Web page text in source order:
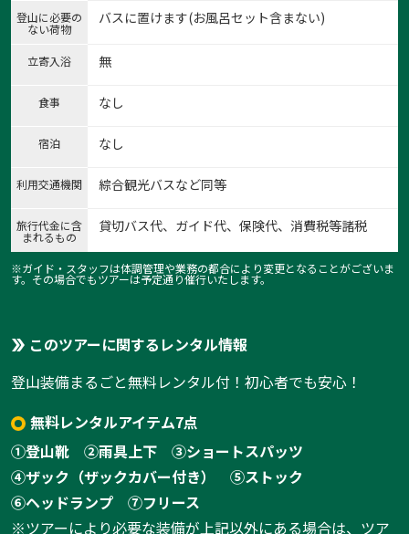
登山に必要の
ない荷物
バスに置けます(お風呂セット含まない)
立寄入浴 無
食事 なし
宿泊 なし
利用交通機関 綜合観光バスなど同等
旅行代金に含
まれるもの
貸切バス代、ガイド代、保険代、消費税等諸税
※ガイド・スタッフは体調管理や業務の都合により変更となることがございま
す。その場合でもツアーは予定通り催行いたします。
このツアーに関するレンタル情報
登山装備まるごと無料レンタル付！初心者でも安心！
無料レンタルアイテム7点
①登山靴
②雨具上下
③ショートスパッツ
④ザック（ザックカバー付き）
⑤ストック
⑥ヘッドランプ
⑦フリース
※ツアーにより必要な装備が上記以外にある場合は、ツア